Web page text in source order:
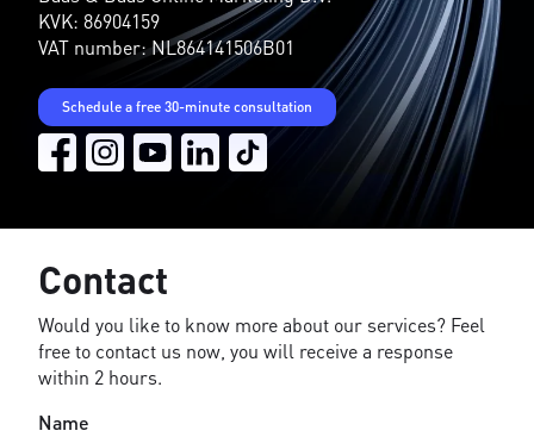
KVK: 86904159
VAT number: NL864141506B01
Schedule a free 30-minute consultation
Contact
Would you like to know more about our services? Feel
free to contact us now, you will receive a response
within 2 hours.
Name